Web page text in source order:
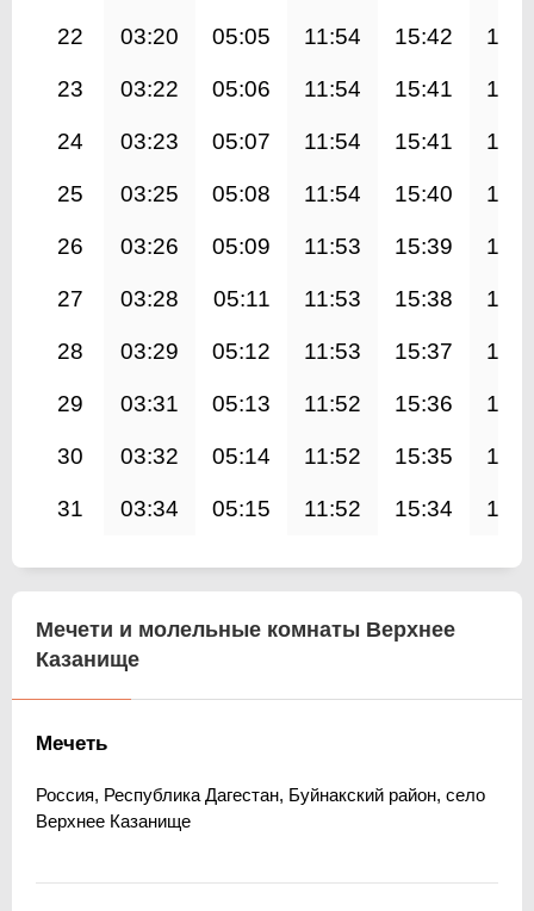
22 03:20 05:05 11:54 15:42
23 03:22 05:06 11:54 15:41
24 03:23 05:07 11:54 15:41
25 03:25 05:08 11:54 15:40
26 03:26 05:09 11:53 15:39
27 03:28 05:11 11:53 15:38
28 03:29 05:12 11:53 15:37
29 03:31 05:13 11:52 15:36
30 03:32 05:14 11:52 15:35
31 03:34 05:15 11:52 15:34
Мечети и молельные комнаты Верхнее
Казанище
Мечеть
Россия, Республика Дагестан, Буйнакский район, село
Верхнее Казанище